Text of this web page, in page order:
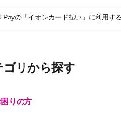
Payの「イオンカード払い」に利用す
ゴリから探す
困りの方